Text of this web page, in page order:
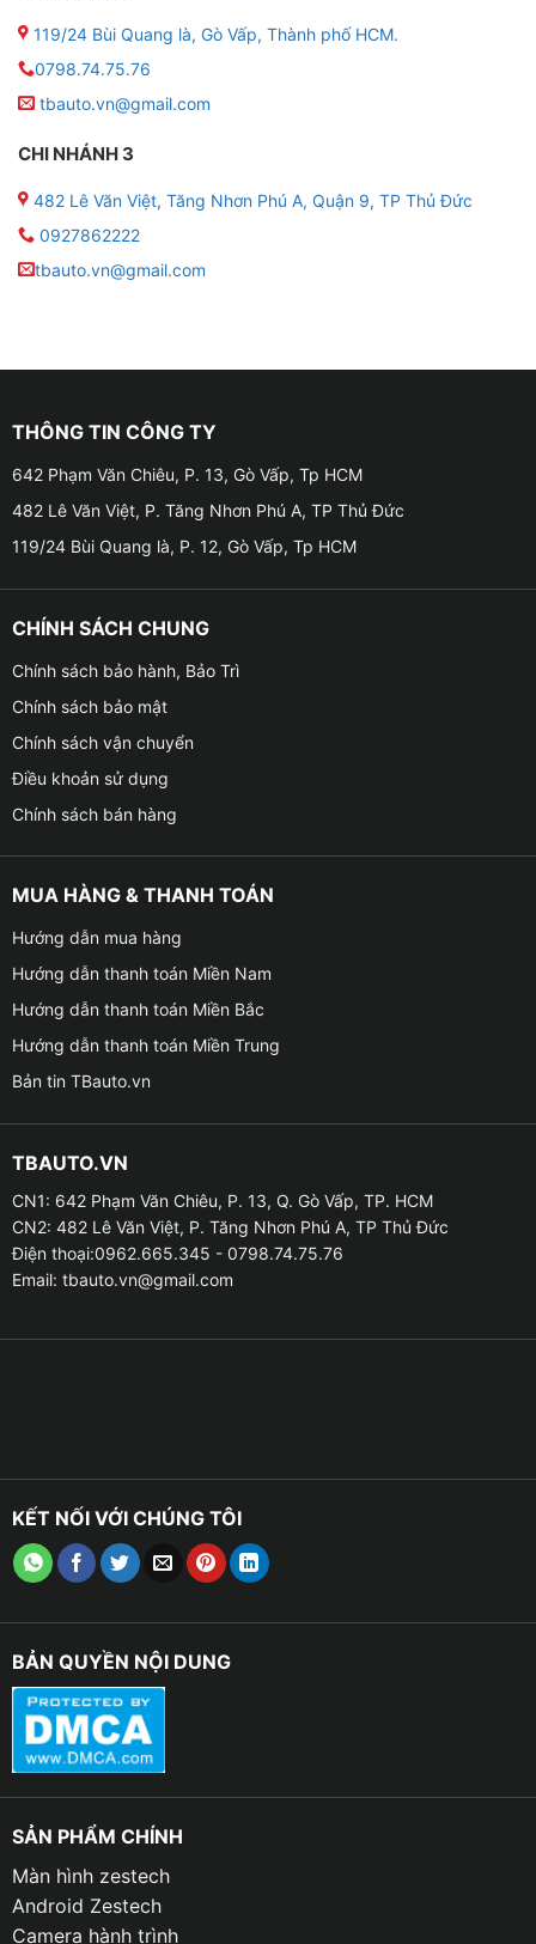
119/24 Bùi Quang là, Gò Vấp, Thành phố HCM.
0798.74.75.76
tbauto.vn@gmail.com
CHI NHÁNH 3
482 Lê Văn Việt, Tăng Nhơn Phú A, Quận 9, TP Thủ Đức
0927862222
tbauto.vn@gmail.com
THÔNG TIN CÔNG TY
642 Phạm Văn Chiêu, P. 13, Gò Vấp, Tp HCM
482 Lê Văn Việt, P. Tăng Nhơn Phú A, TP Thủ Đức
119/24 Bùi Quang là, P. 12, Gò Vấp, Tp HCM
CHÍNH SÁCH CHUNG
Chính sách bảo hành, Bảo Trì
Chính sách bảo mật
Chính sách vận chuyển
Điều khoản sử dụng
Chính sách bán hàng
MUA HÀNG & THANH TOÁN
Hướng dẫn mua hàng
Hướng dẫn thanh toán Miền Nam
Hướng dẫn thanh toán Miền Bắc
Hướng dẫn thanh toán Miền Trung
Bản tin TBauto.vn
TBAUTO.VN
CN1: 642 Phạm Văn Chiêu, P. 13, Q. Gò Vấp, TP. HCM
CN2: 482 Lê Văn Việt, P. Tăng Nhơn Phú A, TP Thủ Đức
Điện thoại:0962.665.345 - 0798.74.75.76
Email: tbauto.vn@gmail.com
KẾT NỐI VỚI CHÚNG TÔI
BẢN QUYỀN NỘI DUNG
SẢN PHẨM CHÍNH
Màn hình zestech
Android Zestech
Camera hành trình